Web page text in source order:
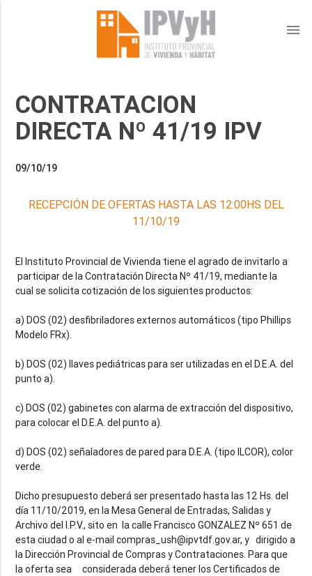
menu
CONTRATACION
DIRECTA Nº 41/19 IPV
09/10/19
RECEPCIÓN DE OFERTAS HASTA LAS 12:00HS DEL
11/10/19
El Instituto Provincial de Vivienda tiene el agrado de invitarlo a
participar de la Contratación Directa Nº 41/19, mediante la
cual se solicita cotización de los siguientes productos:
a) DOS (02) desfibriladores externos automáticos (tipo Phillips
Modelo FRx).
b) DOS (02) llaves pediátricas para ser utilizadas en el D.E.A. del
punto a).
c) DOS (02) gabinetes con alarma de extracción del dispositivo,
para colocar el D.E.A. del punto a).
d) DOS (02) señaladores de pared para D.E.A. (tipo ILCOR), color
verde.
Dicho presupuesto deberá ser presentado hasta las 12 Hs. del
día 11/10/2019, en la Mesa General de Entradas, Salidas y
Archivo del I.P.V., sito en la calle Francisco GONZALEZ Nº 651 de
esta ciudad o al e-mail compras_ush@ipvtdf.gov.ar, y dirigido a
la Dirección Provincial de Compras y Contrataciones. Para que
la oferta sea considerada deberá tener los Certificados de